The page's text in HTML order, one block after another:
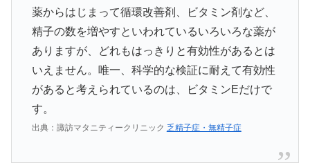
薬からはじまって循環改善剤、ビタミン剤など、
精子の数を増やすといわれているいろいろな薬が
ありますが、どれもはっきりと有効性があるとは
いえません。唯一、科学的な検証に耐えて有効性
があると考えられているのは、ビタミンEだけで
す。
出典：諏訪マタニティークリニック 乏精子症・無精子症